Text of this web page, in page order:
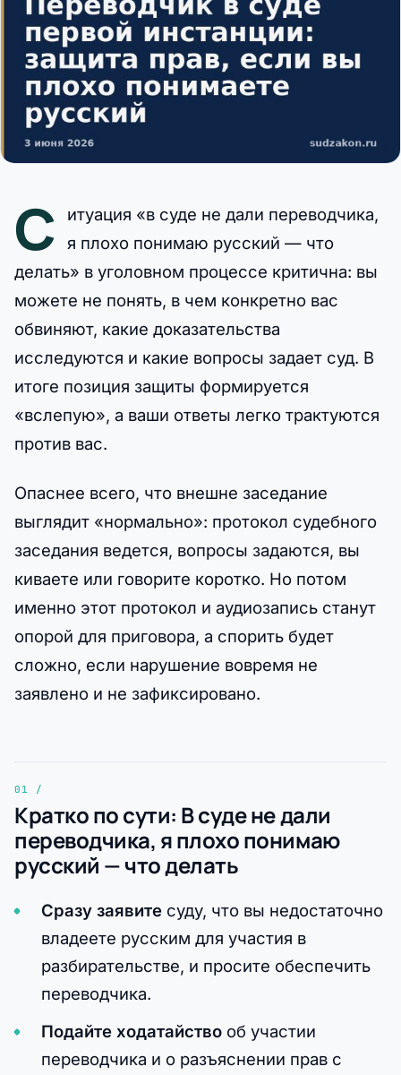
С
итуация «в суде не дали переводчика,
я плохо понимаю русский — что
делать» в уголовном процессе критична: вы
можете не понять, в чем конкретно вас
обвиняют, какие доказательства
исследуются и какие вопросы задает суд. В
итоге позиция защиты формируется
«вслепую», а ваши ответы легко трактуются
против вас.
Опаснее всего, что внешне заседание
выглядит «нормально»: протокол судебного
заседания ведется, вопросы задаются, вы
киваете или говорите коротко. Но потом
именно этот протокол и аудиозапись станут
опорой для приговора, а спорить будет
сложно, если нарушение вовремя не
заявлено и не зафиксировано.
Кратко по сути: В суде не дали
переводчика, я плохо понимаю
русский — что делать
Сразу заявитесуду, что вы недостаточно
владеете русским для участия в
разбирательстве, и просите обеспечить
переводчика.
Подайте ходатайствооб участии
переводчика и о разъяснении прав с